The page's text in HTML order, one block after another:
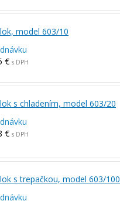
model 603/10
€ s DPH
s chladením, model 603/20
€ s DPH
s trepačkou, model 603/100